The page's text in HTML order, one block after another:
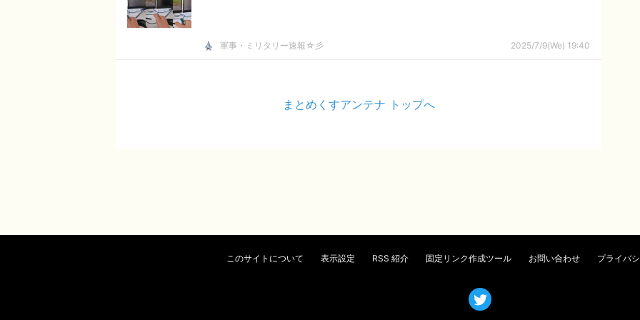
軍事・ミリタリー速報☆彡 2025/7/9(We) 19:40
まとめくすアンテナ トップへ
このサイトについて 表示設定 RSS 紹介 固定リンク作成ツール お問い合わせ プライバ